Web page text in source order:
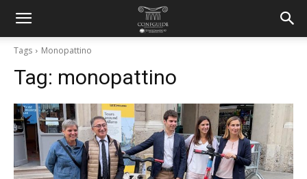
Tags Monopattino
Tag: monopattino